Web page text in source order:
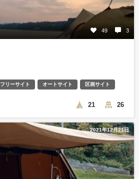
49 3
フリーサイト オートサイト 区画サイト
21 26
2021年12月21日